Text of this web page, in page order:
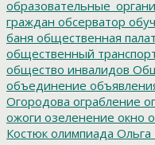
граждан обсерватор
баня общественная
общественный
общество инвалидов
объединение
Огородова ограбление
ожоги озеленение окно
Костюк олимпиада Ольга